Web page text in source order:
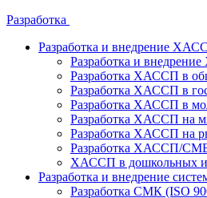
Разработка
Разработка и внедрение
Разработка и
Разработка ХАССП в
Разработка ХАССП в
Разработка ХАССП в
Разработка ХАССП на
Разработка ХАССП на
Разработка ХАССП/
ХАССП в дошкольных и
Разработка и внедрение
Разработка СМК (ISO